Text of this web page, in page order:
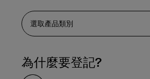
為什麼要登記?